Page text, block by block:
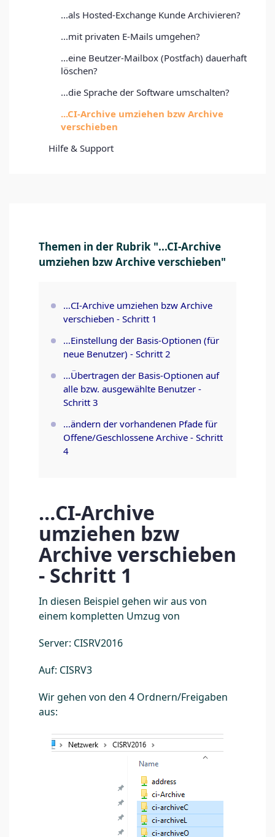
...als Hosted-Exchange Kunde Archivieren?
...mit privaten E-Mails umgehen?
...eine Beutzer-Mailbox (Postfach) dauerhaft
löschen?
...die Sprache der Software umschalten?
...CI-Archive umziehen bzw Archive
verschieben
Hilfe & Support
Themen in der Rubrik "...CI-Archive
umziehen bzw Archive verschieben"
…CI-Archive umziehen bzw Archive
verschieben - Schritt 1
…Einstellung der Basis-Optionen (für
neue Benutzer) - Schritt 2
…Übertragen der Basis-Optionen auf
alle bzw. ausgewählte Benutzer -
Schritt 3
…ändern der vorhandenen Pfade für
Offene/Geschlossene Archive - Schritt
4
…CI-Archive
umziehen bzw
Archive verschieben
- Schritt 1
In diesen Beispiel gehen wir aus von
einem kompletten Umzug von
Server: CISRV2016
Auf: CISRV3
Wir gehen von den 4 Ordnern/Freigaben
aus: